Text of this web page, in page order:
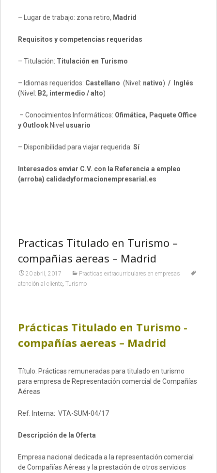
– Lugar de trabajo: zona retiro, Madrid
Requisitos y competencias requeridas
– Titulación: Titulación en Turismo
– Idiomas requeridos: Castellano (Nivel: nativo) / Inglés
(Nivel: B2, intermedio / alto)
– Conocimientos Informáticos: Ofimática, Paquete Office
y Outlook Nivel usuario
– Disponibilidad para viajar requerida: Sí
Interesados enviar C.V. con la Referencia a empleo
(arroba) calidadyformacionempresarial.es
Practicas Titulado en Turismo –
compañias aereas – Madrid
20 abril, 2017
Practicas extracurriculares en empresas
atención al cliente, Turismo
Prácticas Titulado en Turismo -
compañías aereas – Madrid
Título: Prácticas remuneradas para titulado en turismo
para empresa de Representación comercial de Compañías
Aéreas
Ref. Interna: VTA-SUM-04/17
Descripción de la Oferta
Empresa nacional dedicada a la representación comercial
de Compañías Aéreas y la prestación de otros servicios